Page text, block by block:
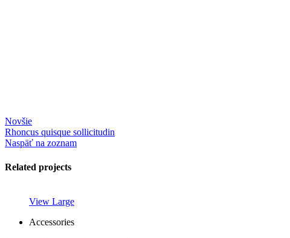
Novšie
Rhoncus quisque sollicitudin
Naspäť na zoznam
Related projects
View Large
Accessories